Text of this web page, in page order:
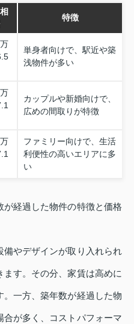
特徴
単身者向けで、駅近や築
浅物件が多い
カップルや新婚向けで、
広めの間取りが特徴
ファミリー向けで、生活
利便性の高いエリアに多
い
経過した物件の特徴と価格
やデザインが取り入れられ
す。その分、家賃は高めに
一方、築年数が経過した物
が多く、コストパフォーマ